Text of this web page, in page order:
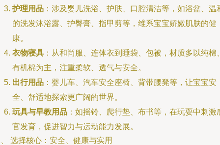
护理用品 ：涉及婴儿洗浴、护肤、口腔清洁等，如浴盆、温
的洗发沐浴露、护臀膏、指甲剪等，维系宝宝娇嫩肌肤的健
康。
衣物寝具 ：从和尚服、连体衣到睡袋、包被，材质多以纯棉
有机棉为主，注重柔软、透气与安全。
出行用品 ：婴儿车、汽车安全座椅、背带腰凳等，让宝宝安
全、舒适地探索更广阔的世界。
玩具与早教用品 ：如摇铃、爬行垫、布书等，在玩耍中刺激
官发育，促进智力与运动能力发展。
选择核心：安全、健康与实用